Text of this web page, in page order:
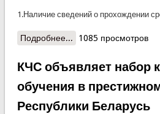
1.Наличие сведений о прохождении
Подробнее... о КЧС объявляет
1085 просмотров
КЧС объявляет набор
обучения в
Республики Беларусь